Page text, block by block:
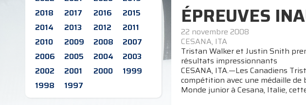
2018
2017 2016
2015
2014
2013 2012
2011
2010
2009 2008
2007
2006
2005 2004
2003
2002
2001 2000
1999
1998
1997
ÉPREUVES
22 novembre 2008
CESANA, ITA
Tristan Walker et Justin Snith
résultats impressionnants
CESANA, ITA.—Les Canadiens
compétition avec une médaille de
Monde junior à Cesana, Italie,